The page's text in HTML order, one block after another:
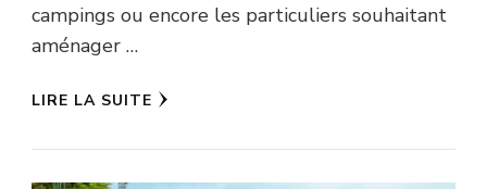
campings ou encore les particuliers souhaitant
aménager …
LIRE LA SUITE